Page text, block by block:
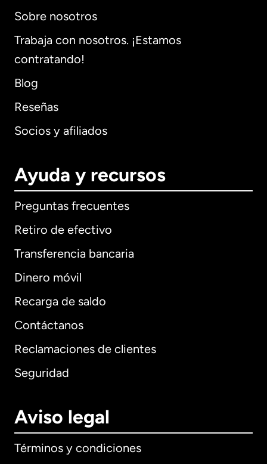
Sobre nosotros
Trabaja con nosotros. ¡Estamos
contratando!
Blog
Reseñas
Socios y afiliados
Ayuda y recursos
Preguntas frecuentes
Retiro de efectivo
Transferencia bancaria
Dinero móvil
Recarga de saldo
Contáctanos
Reclamaciones de clientes
Seguridad
Aviso legal
Términos y condiciones